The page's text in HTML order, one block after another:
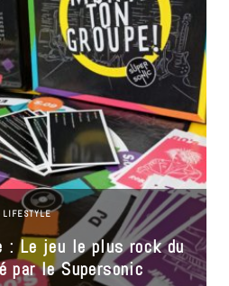
LIFESTYLE
: Le jeu le plus rock du
par le Supersonic